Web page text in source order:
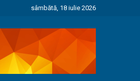
sâmbătă, 18 iulie 2026